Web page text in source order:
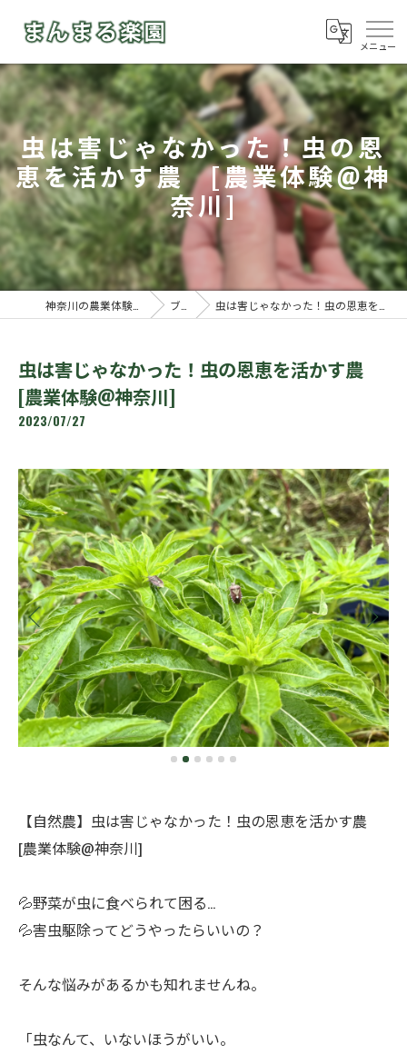
虫は害じゃなかった！虫の恩
恵を活かす農 [農業体験@神
奈川]
ブログ 虫は害じゃなかった！虫の恩恵を活かす農 [農業体験@神奈川]
虫は害じゃなかった！虫の恩恵を活かす農
[農業体験@神奈川]
2023/07/27
【自然農】虫は害じゃなかった！虫の恩恵を活かす農
[農業体験@神奈川]
💦野菜が虫に食べられて困る…
💦害虫駆除ってどうやったらいいの？
ㅤそんな悩みがあるかも知れませんね。
ㅤ「虫なんて、いないほうがいい。